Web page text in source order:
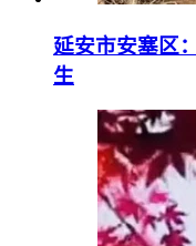
延安市安塞区
生